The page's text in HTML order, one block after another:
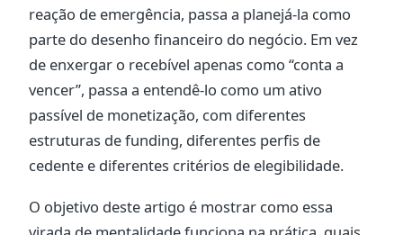
reação de emergência, passa a planejá-la como
parte do desenho financeiro do negócio. Em vez
de enxergar o recebível apenas como “conta a
vencer”, passa a entendê-lo como um ativo
passível de monetização, com diferentes
estruturas de funding, diferentes perfis de
cedente e diferentes critérios de elegibilidade.
O objetivo deste artigo é mostrar como essa